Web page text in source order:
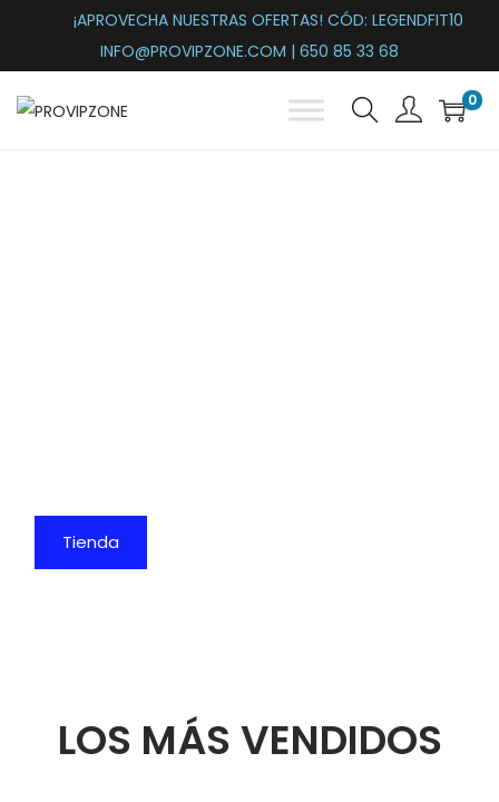
¡APROVECHA NUESTRAS OFERTAS! CÓD: LEGENDFIT10
INFO@PROVIPZONE.COM | 650 85 33 68
0
Tienda
LOS MÁS VENDIDOS